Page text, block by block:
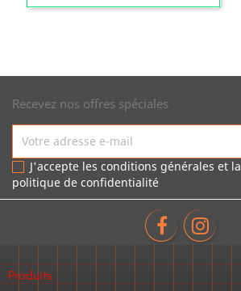
Recevez nos offres spéciales
J'accepte les conditions générales et la
politique de confidentialité
Produits